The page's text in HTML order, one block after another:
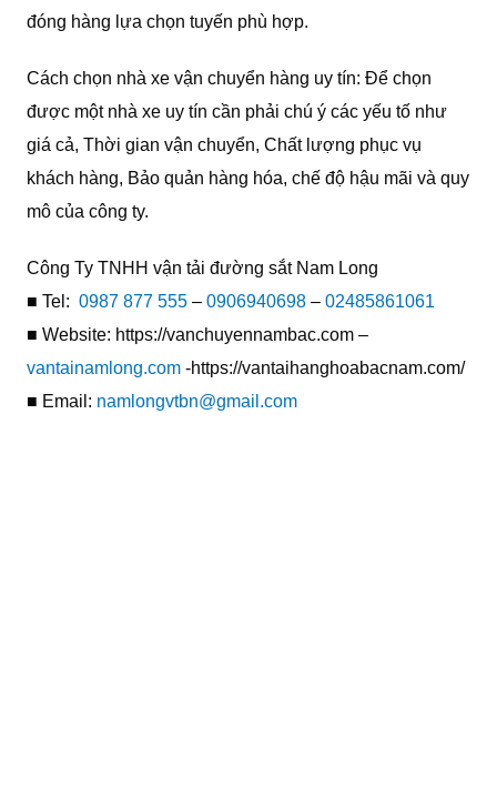
đóng hàng lựa chọn tuyến phù hợp.
Cách chọn nhà xe vận chuyển hàng uy tín: Để chọn
được một nhà xe uy tín cần phải chú ý các yếu tố như
giá cả, Thời gian vận chuyển, Chất lượng phục vụ
khách hàng, Bảo quản hàng hóa, chế độ hậu mãi và quy
mô của công ty.
Công Ty TNHH vận tải đường sắt Nam Long
■ Tel: 0987 877 555 – 0906940698 – 02485861061
■ Website: https://vanchuyennambac.com –
vantainamlong.com -https://vantaihanghoabacnam.com/
■ Email: namlongvtbn@gmail.com